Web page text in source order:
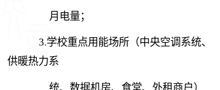
月电量；
3.学校重点用能场所（中央空调系统、
供暖热力系
统、数据机房、食堂、外租商户）